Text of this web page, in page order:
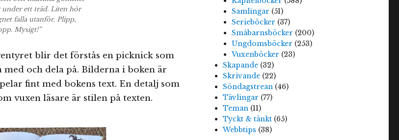
under ett träd. Liten hör
falla utanför. Plipp,
Mysigt!”
blir det förstås en picknick som
med och dela på. Bilderna i boken är
fint med bokens text. En detalj som
vuxen läsare är stilen på texten.
Samlingar (51)
Serieböcker (37)
Småbarnsböcker (200)
Ungdomsböcker (253)
Vuxenböcker (23)
Skapande (32)
Skrivande (22)
Söndagstrean (46)
Tävlingar (77)
Teman (11)
Tyckt & tänkt (65)
Webbtips (38)